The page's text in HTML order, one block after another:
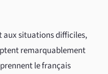
aux situations difficiles,
remarquablement
le français